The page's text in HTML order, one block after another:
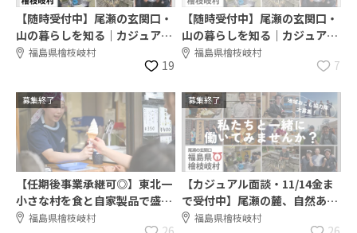
【随時受付中】尾瀬の玄関口・
山の暮らしを知る｜カジュアル
相談会
福島県檜枝岐村
19
【随時受付中】尾瀬の玄関口・
山の暮らしを知る｜カジュアル
相談会
福島県檜枝岐村
7
募集終了
【任期後事業承継可◎】東北一
小さな村を食と自家製品で盛り
上げてくれる協力隊募集！
福島県檜枝岐村
募集終了
【カジュアル面談・11/14金ま
で受付中】尾瀬の麓、自然あふ
れる檜枝岐村で協力隊大募集！
福島県檜枝岐村